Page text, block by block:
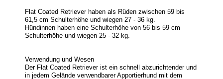
Flat Coated Retriever haben als Rüden zwischen 59 bis
61,5 cm Schulterhöhe und wiegen 27 - 36 kg.
Hündinnen haben eine Schulterhöhe von 56 bis 59 cm
Schulterhöhe und wiegen 25 - 32 kg.
Verwendung und Wesen
Der Flat Coated Retriever ist ein schnell abzurichtender und
in jedem Gelände verwendbarer Apportierhund mit dem